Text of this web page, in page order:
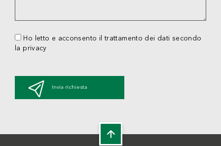
Ho letto e acconsento il trattamento dei dati secondo
la privacy
Invia richiesta